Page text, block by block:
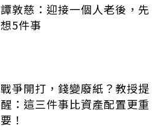
譚敦慈：迎接一個人老後，先
想5件事
戰爭開打，錢變廢紙？教授提
醒：這三件事比資產配置更重
要！